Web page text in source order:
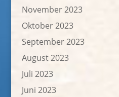
November 2023
Oktober 2023
September 2023
August 2023
Juli 2023
Juni 2023